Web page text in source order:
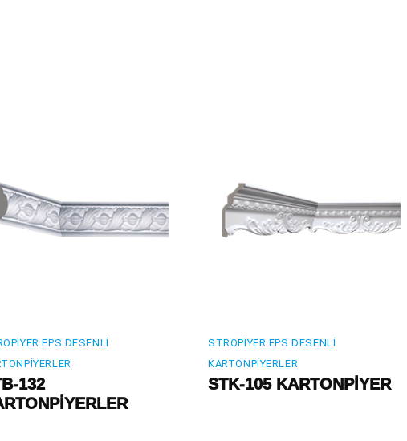
EPS DESENLI
132
STROPIYER EPS DESENLI
KARTONPIYERLER
STK-105 KARTONPİYER